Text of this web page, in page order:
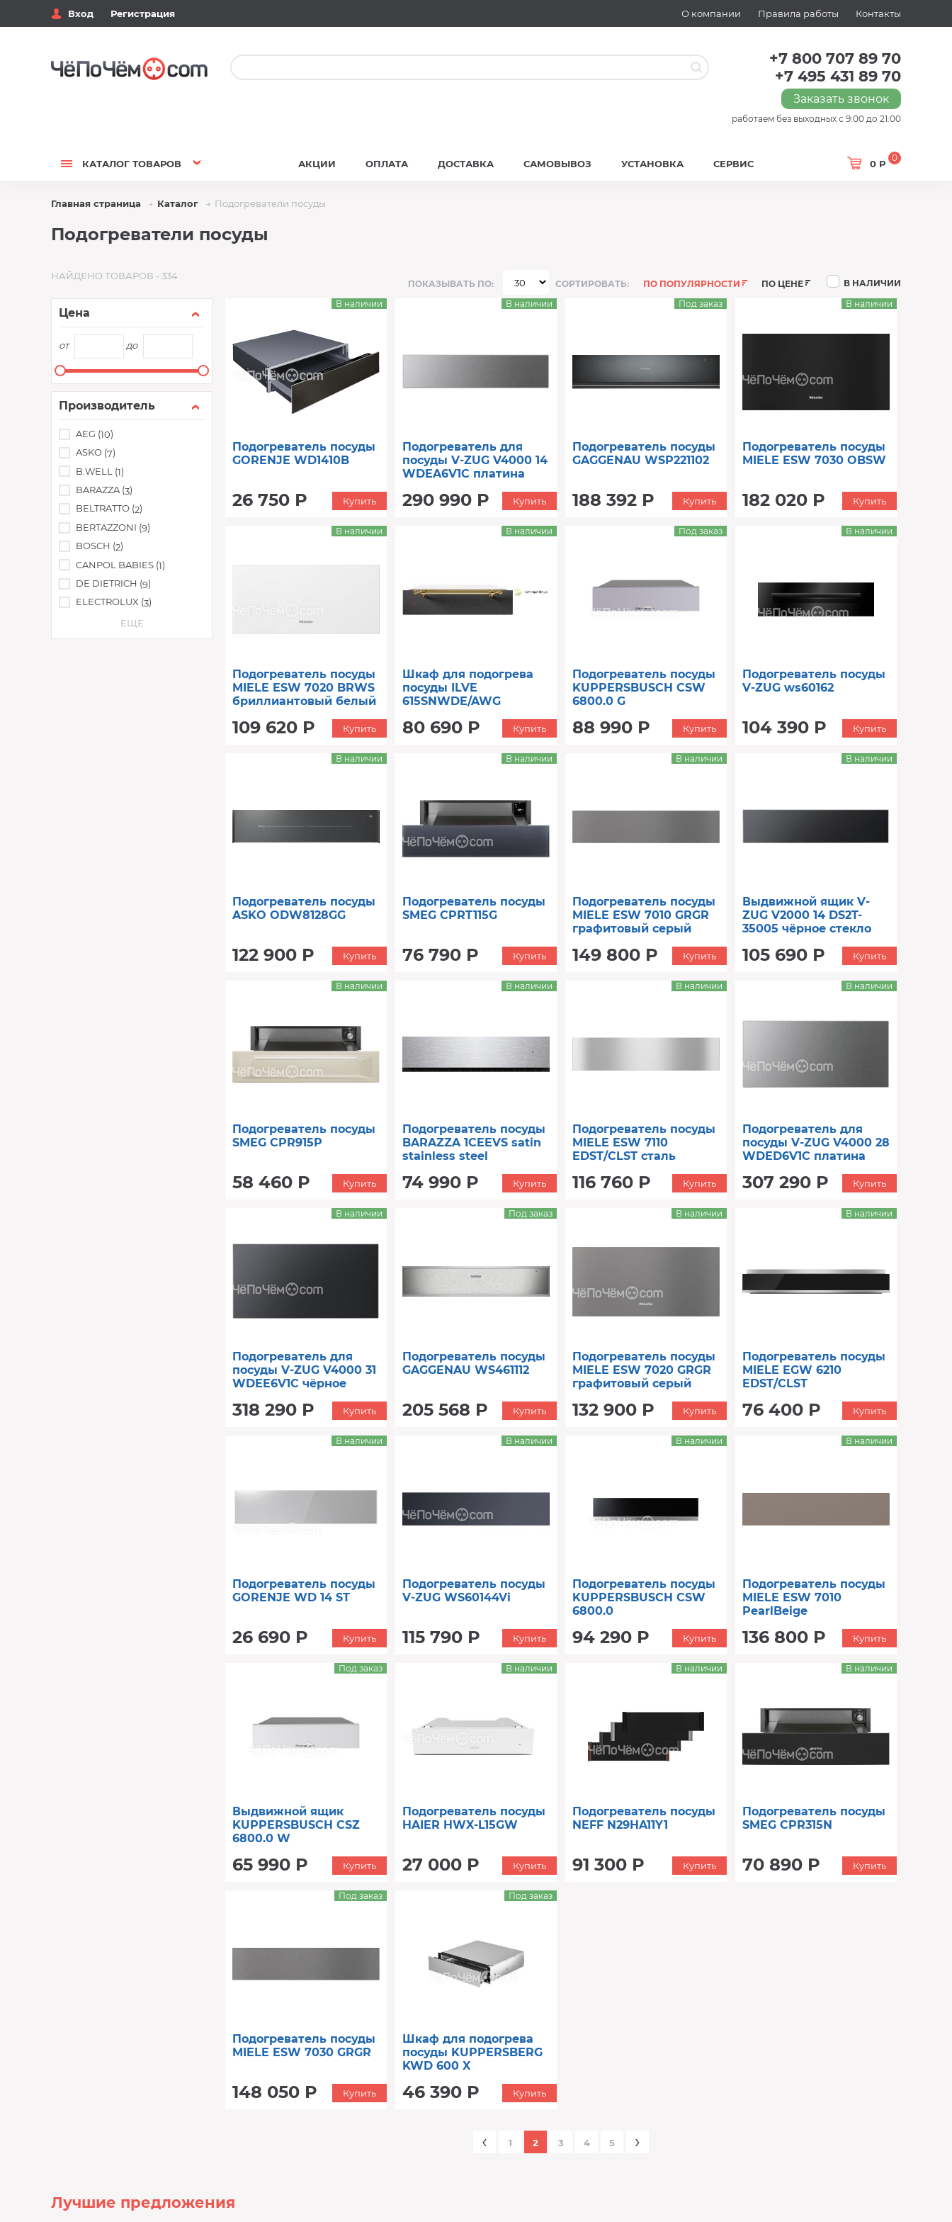
Вход Регистрация О компании Правила работы Контакты
+7 800 707 89 70
+7 495 431 89 70
Заказать звонок
работаем без выходных с 9:00 до 21:00
КАТАЛОГ ТОВАРОВ 0 Р
0
АКЦИИ ОПЛАТА ДОСТАВКА САМОВЫВОЗ УСТАНОВКА СЕРВИС
Главная страница Каталог Подогреватели посуды
Подогреватели посуды
НАЙДЕНО ТОВАРОВ - 334
Цена
от до
Производитель
AEG (10)
ASKO (7)
B.WELL (1)
BARAZZA (3)
BELTRATTO (2)
BERTAZZONI (9)
BOSCH (2)
CANPOL BABIES (1)
DE DIETRICH (9)
ELECTROLUX (3)
ЕЩЕ
ПОКАЗЫВАТЬ ПО: СОРТИРОВАТЬ: ПО ПОПУЛЯРНОСТИ ПО ЦЕНЕ В НАЛИЧИИ
Подогреватель посуды
GORENJE WD1410B
26 750 Р
В наличии
Купить
Подогреватель для
посуды V-ZUG V4000 14
WDEA6V1C платина
290 990 Р
В наличии
Купить
Подогреватель посуды
GAGGENAU WSP221102
188 392 Р
Под заказ
Купить
Подогреватель посуды
MIELE ESW 7030 OBSW
182 020 Р
В наличии
Купить
Подогреватель посуды
MIELE ESW 7020 BRWS
бриллиантовый белый
109 620 Р
В наличии
Купить
Шкаф для подогрева
посуды ILVE
615SNWDE/AWG
80 690 Р
В наличии
Купить
Подогреватель посуды
KUPPERSBUSCH CSW
6800.0 G
88 990 Р
Под заказ
Купить
Подогреватель посуды
V-ZUG ws60162
104 390 Р
В наличии
Купить
Подогреватель посуды
ASKO ODW8128GG
122 900 Р
В наличии
Купить
Подогреватель посуды
SMEG CPRT115G
76 790 Р
В наличии
Купить
Подогреватель посуды
MIELE ESW 7010 GRGR
графитовый серый
149 800 Р
В наличии
Купить
Выдвижной ящик V-
ZUG V2000 14 DS2T-
35005 чёрное стекло
105 690 Р
В наличии
Купить
Подогреватель посуды
SMEG CPR915P
58 460 Р
В наличии
Купить
Подогреватель посуды
BARAZZA 1CEEVS satin
stainless steel
74 990 Р
В наличии
Купить
Подогреватель посуды
MIELE ESW 7110
EDST/CLST сталь
116 760 Р
В наличии
Купить
Подогреватель для
посуды V-ZUG V4000 28
WDED6V1C платина
307 290 Р
В наличии
Купить
Подогреватель для
посуды V-ZUG V4000 31
WDEE6V1C чёрное
318 290 Р
В наличии
Купить
Подогреватель посуды
GAGGENAU WS461112
205 568 Р
Под заказ
Купить
Подогреватель посуды
MIELE ESW 7020 GRGR
графитовый серый
132 900 Р
В наличии
Купить
Подогреватель посуды
MIELE EGW 6210
EDST/CLST
76 400 Р
В наличии
Купить
Подогреватель посуды
GORENJE WD 14 ST
26 690 Р
В наличии
Купить
Подогреватель посуды
V-ZUG WS60144Vi
115 790 Р
В наличии
Купить
Подогреватель посуды
KUPPERSBUSCH CSW
6800.0
94 290 Р
В наличии
Купить
Подогреватель посуды
MIELE ESW 7010
PearlBeige
136 800 Р
В наличии
Купить
Выдвижной ящик
KUPPERSBUSCH CSZ
6800.0 W
65 990 Р
Под заказ
Купить
Подогреватель посуды
HAIER HWX-L15GW
27 000 Р
В наличии
Купить
Подогреватель посуды
NEFF N29HA11Y1
91 300 Р
В наличии
Купить
Подогреватель посуды
SMEG CPR315N
70 890 Р
В наличии
Купить
Подогреватель посуды
MIELE ESW 7030 GRGR
148 050 Р
Под заказ
Купить
Шкаф для подогрева
посуды KUPPERSBERG
KWD 600 X
46 390 Р
Под заказ
Купить
‹ 1 2 3 4 5 ›
Лучшие предложения